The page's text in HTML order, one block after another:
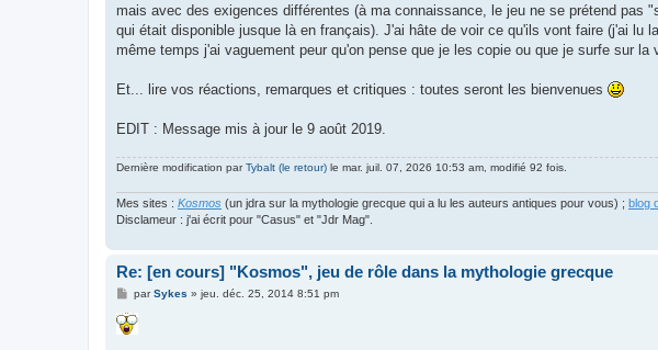
mais avec des exigences différentes (à ma connaissance, le jeu ne se prétend
qui était disponible jusque là en français). J'ai hâte de voir ce qu'ils vont faire (j'ai lu
même temps j'ai vaguement peur qu'on pense que je les copie ou que je surfe sur la
Et... lire vos réactions, remarques et critiques : toutes seront les bienvenues
EDIT : Message mis à jour le 9 août 2019.
Dernière modification parTybalt (le retour) le mar. juil. 07, 2026 10:53 am, modifié 92 fois.
Mes sites : Kosmos (un jdra sur la mythologie grecque qui a lu les auteurs antiques pour vous) ; blog
Disclameur : j'ai écrit pour "Casus" et "Jdr Mag".
Re: [en cours] "Kosmos", jeu de rôle dans la mythologie grecque
M
s
s
parSykes » jeu. déc. 25, 2014 8:51 pm